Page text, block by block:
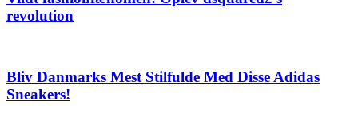
revolution
Bliv Danmarks Mest Stilfulde Med Disse Adidas
Sneakers!